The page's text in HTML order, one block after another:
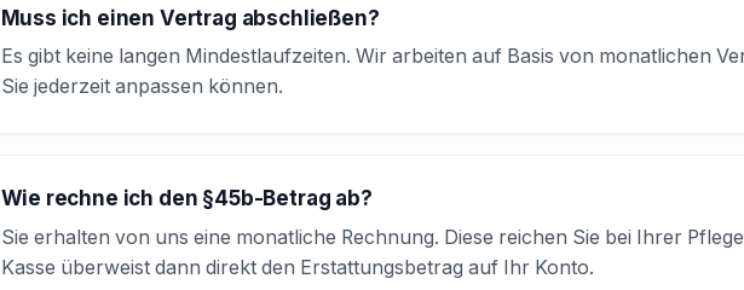
Muss ich einen Vertrag abschließen?
Es gibt keine langen Mindestlaufzeiten. Wir arbeiten auf Basis von monatlichen
Sie jederzeit anpassen können.
Wie rechne ich den §45b-Betrag ab?
Sie erhalten von uns eine monatliche Rechnung. Diese reichen Sie bei Ihrer
Kasse überweist dann direkt den Erstattungsbetrag auf Ihr Konto.